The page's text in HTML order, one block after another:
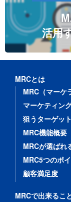
活用
MRCとは
MRC（マーケ
マーケティン
狙うターゲット
MRC機能概要
MRCが選ばれ
MRC5つのポ
顧客満足度
MRCで出来るこ